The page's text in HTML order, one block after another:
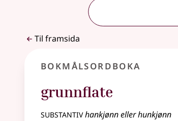
Til framsida
Bokmålsordboka
grunnflate
substantivhankjønn eller hunkjønn